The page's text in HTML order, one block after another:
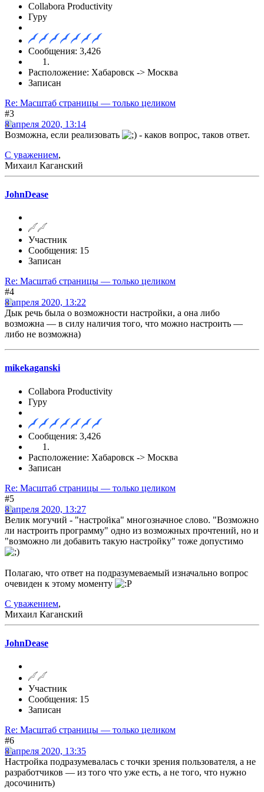
Collabora Productivity
Гуру
Сообщения: 3,426
Расположение: Хабаровск -> Москва
Записан
Re: Масштаб страницы — только целиком
#3
8 апреля 2020, 13:14
Возможна, если реализовать
- каков вопрос, таков ответ.
С уважением,
Михаил Каганский
JohnDease
Участник
Сообщения: 15
Записан
Re: Масштаб страницы — только целиком
#4
8 апреля 2020, 13:22
Дык речь была о возможности настройки, а она либо
возможна — в силу наличия того, что можно настроить —
либо не возможна)
mikekaganski
Collabora Productivity
Гуру
Сообщения: 3,426
Расположение: Хабаровск -> Москва
Записан
Re: Масштаб страницы — только целиком
#5
8 апреля 2020, 13:27
Велик могучий - "настройка" многозначное слово. "Возможно
ли настроить программу" одно из возможных прочтений, но и
"возможно ли добавить такую настройку" тоже допустимо
Полагаю, что ответ на подразумеваемый изначально вопрос
очевиден к этому моменту
С уважением,
Михаил Каганский
JohnDease
Участник
Сообщения: 15
Записан
Re: Масштаб страницы — только целиком
#6
8 апреля 2020, 13:35
Настройка подразумевалась с точки зрения пользователя, а не
разработчиков — из того что уже есть, а не того, что нужно
досочинить)